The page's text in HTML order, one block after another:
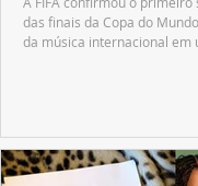
das finais da Copa do
da música internacional em